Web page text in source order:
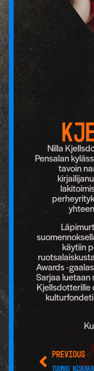
Nilla
Pensalan
tavoin
käytiin
Awards -
Sarjaa luetaan
Kjellsdotterille
PREVIOUS
Tuomas